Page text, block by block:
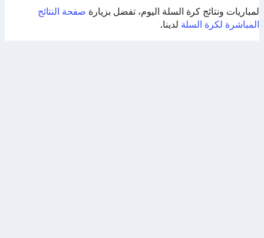
لمباريات ونتائج كرة السلة اليوم، تفضل بزيارة صفحة النتائج
المباشرة لكرة السلة لدينا.